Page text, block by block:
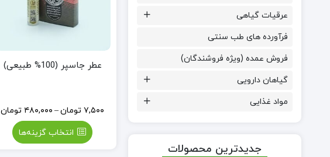
عطر جاسپر (100% طبیعی)
۷,۵۰۰ تومان– ۴۸۰,۰۰۰ تومان
انتخاب گزینه‌ها
عرقیات گیاهی
فرآورده های طب سنتی
فروش عمده (ویژه فروشندگان)
گیاهان دارویی
مواد غذایی
جدیدترین محصولات